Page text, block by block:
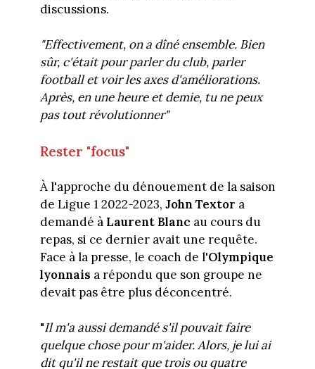
discussions.
"Effectivement, on a dîné ensemble. Bien
sûr, c'était pour parler du club, parler
football et voir les axes d'améliorations.
Après, en une heure et demie, tu ne peux
pas tout révolutionner"
Rester "focus"
À l'approche du dénouement de la saison
de Ligue 1 2022-2023, John Textor a
demandé à Laurent Blanc au cours du
repas, si ce dernier avait une requête.
Face à la presse, le coach de l'Olympique
lyonnais a répondu que son groupe ne
devait pas être plus déconcentré.
"Il m'a aussi demandé s'il pouvait faire
quelque chose pour m'aider. Alors, je lui ai
dit qu'il ne restait que trois ou quatre